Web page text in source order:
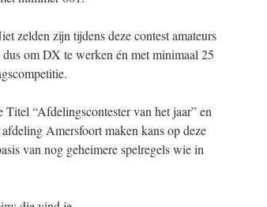
zelden zijn tijdens deze contest amateurs
om DX te werken én met minimaal 25
“Afdelingscontester van het jaar” en
Amersfoort maken kans op deze
van nog geheimere spelregels wie in